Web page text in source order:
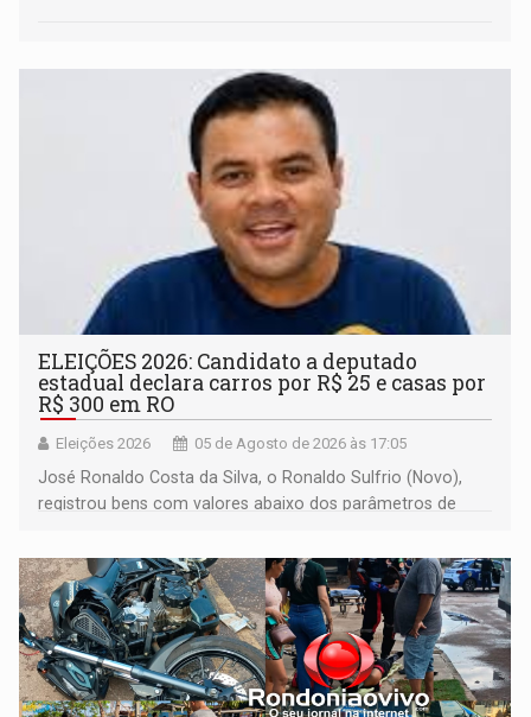
ELEIÇÕES 2026: Candidato a deputado
estadual declara carros por R$ 25 e casas por
R$ 300 em RO
Eleições 2026 05 de Agosto de 2026 às 17:05
José Ronaldo Costa da Silva, o Ronaldo Sulfrio (Novo),
registrou bens com valores abaixo dos parâmetros de
milhões